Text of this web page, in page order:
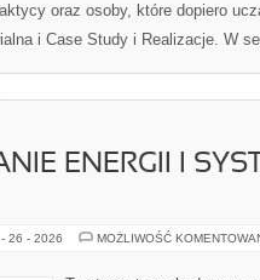
oraz osoby, które dopiero
i Case Study i Realizacje. W
ENERGII I
26 - 2026 MOŻLIWOŚĆ